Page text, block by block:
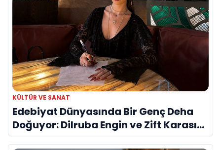
KÜLTÜR VE SANAT
Edebiyat Dünyasında Bir Genç Deha
Doğuyor: Dilruba Engin ve Zift Karası
Evreni ‘AVENOİR’